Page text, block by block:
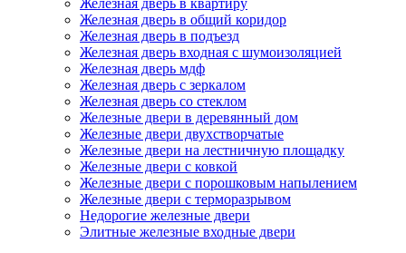
Железная дверь в квартиру
Железная дверь в общий коридор
Железная дверь в подъезд
Железная дверь входная с шумоизоляцией
Железная дверь мдф
Железная дверь с зеркалом
Железная дверь со стеклом
Железные двери в деревянный дом
Железные двери двухстворчатые
Железные двери на лестничную площадку
Железные двери с ковкой
Железные двери с порошковым напылением
Железные двери с терморазрывом
Недорогие железные двери
Элитные железные входные двери